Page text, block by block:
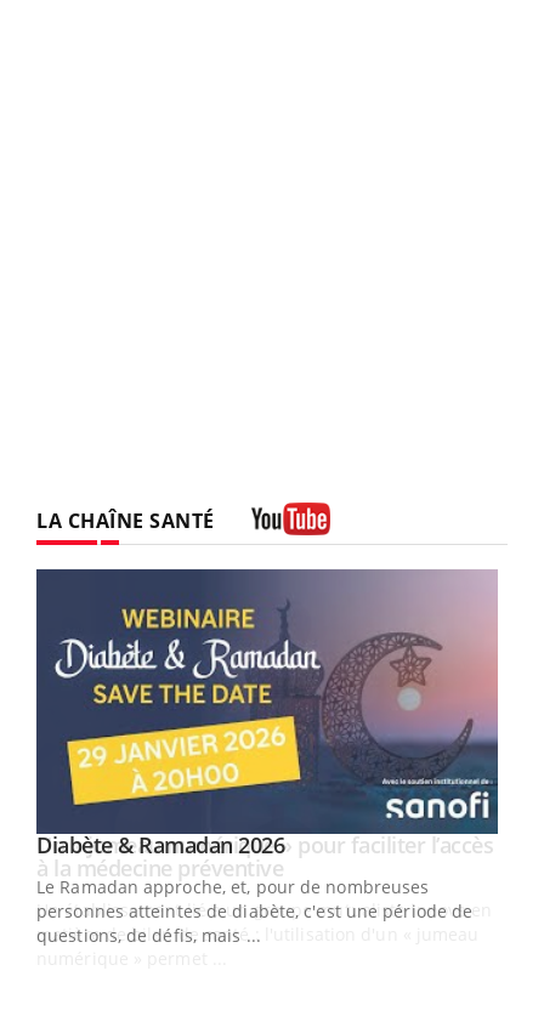
LA CHAÎNE SANTÉ
Youtube
Diabète & Ramadan 2026Youtube
Le Ramadan approche, et, pour de nombreuses
personnes atteintes de diabète, c'est une période de
questions, de défis, mais ...
Youtube
Un « jumeau numérique » pour faciliter l’accès
à la médecine préventiveYoutube
Un établissement lié à un groupe mutualiste innove en
matière de bilan de santé : l'utilisation d'un « jumeau